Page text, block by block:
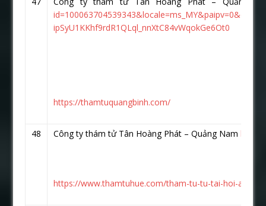
ipSyU1KKhf9rdR1QLql_nnXtC84vWqokGe6Ot0
https://thamtuquangbinh.com/
48 Công ty thám tử Tân Hoàng Phát – Quảng Nam
https://www.thamtuhue.com/tham-tu-tu-tai-hoi-an-